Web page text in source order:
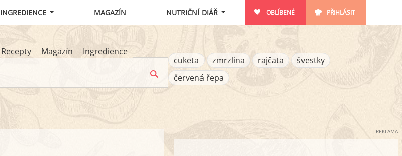
INGREDIENCE MAGAZÍN NUTRIČNÍ DIÁŘ OBLÍBENÉ PŘIHLÁSIT
Recepty Magazín
Ingredience
cuketa
zmrzlina rajčata
švestky
červená řepa
REKLAMA